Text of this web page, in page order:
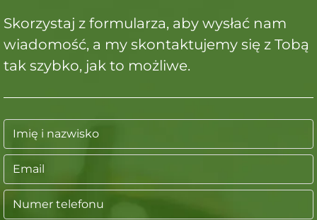
Skorzystaj z formularza, aby wysłać nam
wiadomość, a my skontaktujemy się z Tobą
tak szybko, jak to możliwe.